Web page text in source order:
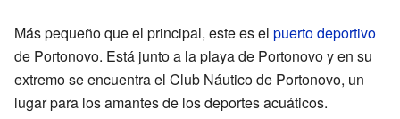
Más pequeño que el principal, este es el puerto deportivo
de Portonovo. Está junto a la playa de Portonovo y en su
extremo se encuentra el Club Náutico de Portonovo, un
lugar para los amantes de los deportes acuáticos.